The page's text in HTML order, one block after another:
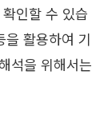
인할 수 있습
을 활용하여 기
석을 위해서는